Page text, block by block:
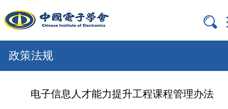

政策法规
电子信息人才能力提升工程课程管理办法